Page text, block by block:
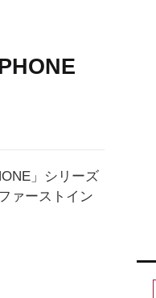
」シリーズ
ァーストイン